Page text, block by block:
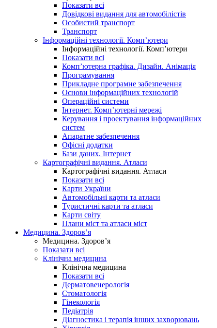
Показати всі
Довідкові видання для автомобілістів
Особистий транспорт
Транспорт
Інформаційні технології. Комп’ютери
Інформаційні технології. Комп’ютери
Показати всі
Комп’ютерна графіка. Дизайн. Анімація
Програмування
Прикладне програмне забезпечення
Основи інформаційних технологій
Операційні системи
Інтернет. Комп’ютерні мережі
Керування і проектування інформаційних
систем
Апаратне забезпечення
Офісні додатки
Бази даних. Інтернет
Картографічні видання. Атласи
Картографічні видання. Атласи
Показати всі
Карти України
Автомобільні карти та атласи
Туристичні карти та атласи
Карти світу
Плани міст та атласи міст
Медицина. Здоров’я
Медицина. Здоров’я
Показати всі
Клінічна медицина
Клінічна медицина
Показати всі
Дерматовенерологія
Стоматологія
Гінекологія
Педіатрія
Діагностика і терапія інших захворювань